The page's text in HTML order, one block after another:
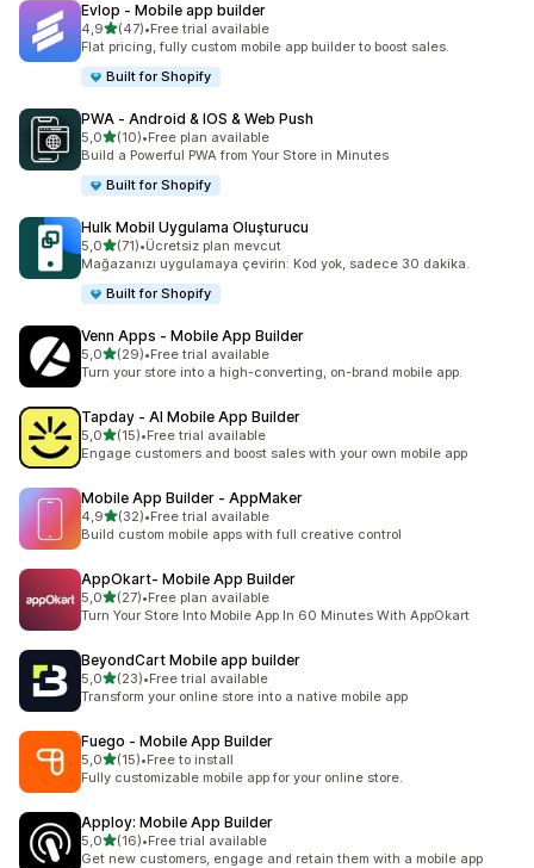
Evlop ‑ Mobile app builder
4,95 yıldız üzerinden
(47)
toplam 47 değerlendirme
•Free trial available
Flat pricing, fully custom mobile app builder to boost sales.
Built for Shopify
PWA ‑ Android & IOS & Web Push
5,05 yıldız üzerinden
(10)
toplam 10 değerlendirme
•Free plan available
Build a Powerful PWA from Your Store in Minutes
Built for Shopify
Hulk Mobil Uygulama Oluşturucu
5,05 yıldız üzerinden
(71)
toplam 71 değerlendirme
•Ücretsiz plan mevcut
Mağazanızı uygulamaya çevirin: Kod yok, sadece 30 dakika.
Built for Shopify
Venn Apps ‑ Mobile App Builder
5,05 yıldız üzerinden
(29)
toplam 29 değerlendirme
•Free trial available
Turn your store into a high-converting, on-brand mobile app.
Tapday ‑ AI Mobile App Builder
5,05 yıldız üzerinden
(15)
toplam 15 değerlendirme
•Free trial available
Engage customers and boost sales with your own mobile app
Mobile App Builder ‑ AppMaker
4,95 yıldız üzerinden
(32)
toplam 32 değerlendirme
•Free trial available
Build custom mobile apps with full creative control
AppOkart‑ Mobile App Builder
5,05 yıldız üzerinden
(27)
toplam 27 değerlendirme
•Free plan available
Turn Your Store Into Mobile App In 60 Minutes With AppOkart
BeyondCart Mobile app builder
5,05 yıldız üzerinden
(23)
toplam 23 değerlendirme
•Free trial available
Transform your online store into a native mobile app
Fuego ‑ Mobile App Builder
5,05 yıldız üzerinden
(15)
toplam 15 değerlendirme
•Free to install
Fully customizable mobile app for your online store.
Apploy: Mobile App Builder
5,05 yıldız üzerinden
(16)
toplam 16 değerlendirme
•Free trial available
Get new customers, engage and retain them with a mobile app